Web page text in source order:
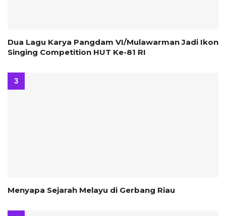
Dua Lagu Karya Pangdam VI/Mulawarman Jadi Ikon
Singing Competition HUT Ke-81 RI
Menyapa Sejarah Melayu di Gerbang Riau